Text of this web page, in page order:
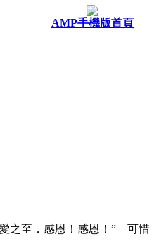
AMP手機版首頁
之至．感恩！感恩！” 可惜